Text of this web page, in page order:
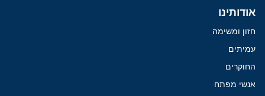
אודותינו
חזון ומשימה
עמיתים
החוקרים
אנשי מפתח